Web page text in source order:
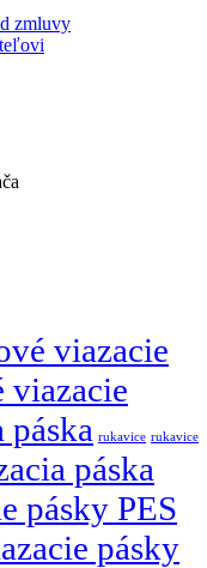
zmluvy
viazacie
viazacie
páska rukavice rukavice
páska
pásky PES
pásky